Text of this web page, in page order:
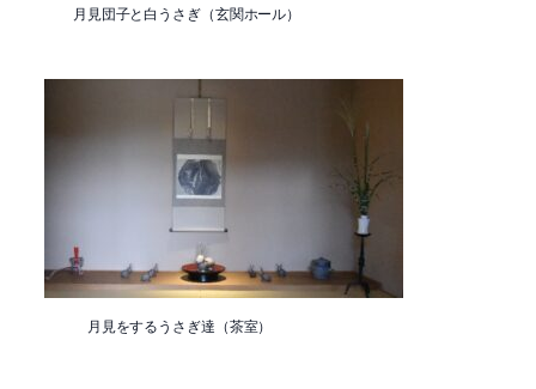
月見団子と白うさぎ（玄関ホール）
月見をするうさぎ達（茶室）